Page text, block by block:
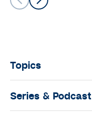
Topics
Series & Podcast